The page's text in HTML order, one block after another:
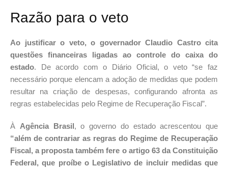
Razão para o veto
Ao justificar o veto, o governador Claudio Castro cita
questões financeiras ligadas ao controle do caixa do
estado. De acordo com o Diário Oficial, o veto “se faz
necessário porque elencam a adoção de medidas que podem
resultar na criação de despesas, configurando afronta as
regras estabelecidas pelo Regime de Recuperação Fiscal”.
À Agência Brasil , o governo do estado acrescentou que
“além de contrariar as regras do Regime de Recuperação
Fiscal, a proposta também fere o artigo 63 da Constituição
Federal, que proíbe o Legislativo de incluir medidas que